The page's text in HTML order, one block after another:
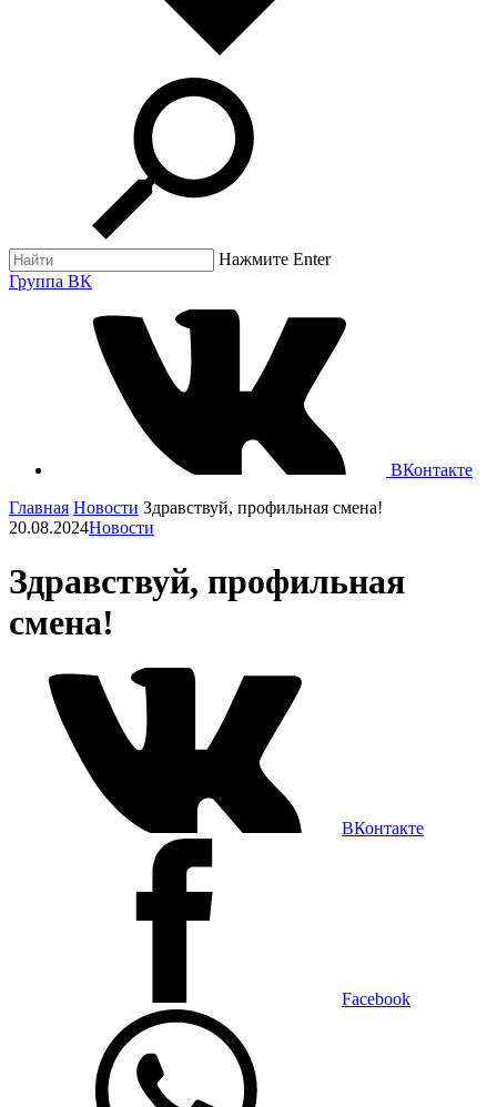
Нажмите Enter
Группа ВК
ВКонтакте
Главная Новости Здравствуй, профильная смена!
20.08.2024Новости
Здравствуй, профильная
смена!
ВКонтакте
Facebook